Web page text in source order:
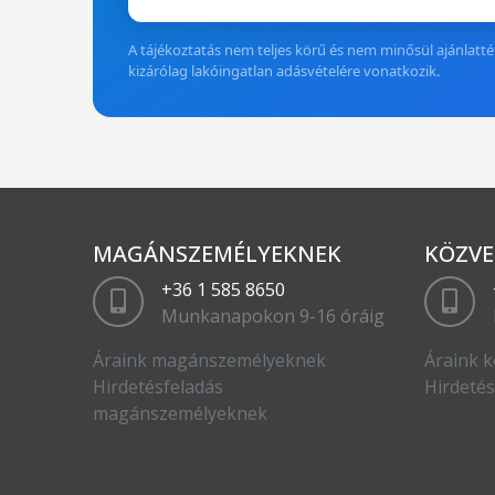
A tájékoztatás nem teljes körű és nem minősül
kizárólag lakóingatlan adásvételére vonatkozik.
MAGÁNSZEMÉLYEKNEK
+36 1 585 8650
Munkanapokon 9-16 óráig
Áraink magánszemélyeknek
Hirdetésfeladás
magánszemélyeknek
Áraink